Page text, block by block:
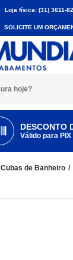
Loja física: (31) 3611-
SOLICITE UM
DESCONTO
Válido para
Cubas de Banheiro